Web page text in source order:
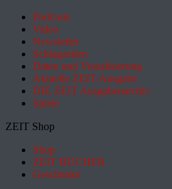
Podcasts
Video
Newsletter
Schlagzeilen
Daten und Visualisierung
Aktuelle ZEIT-Ausgabe
DIE ZEIT Ausgabenarchiv
Spiele
ZEIT Shop
Shop
ZEIT BÜCHER
Geschenke